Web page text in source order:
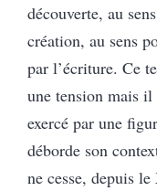
découverte, au
création, au sens
par l’écriture. Ce
une tension mais il
exercé par une
déborde son
ne cesse, depuis